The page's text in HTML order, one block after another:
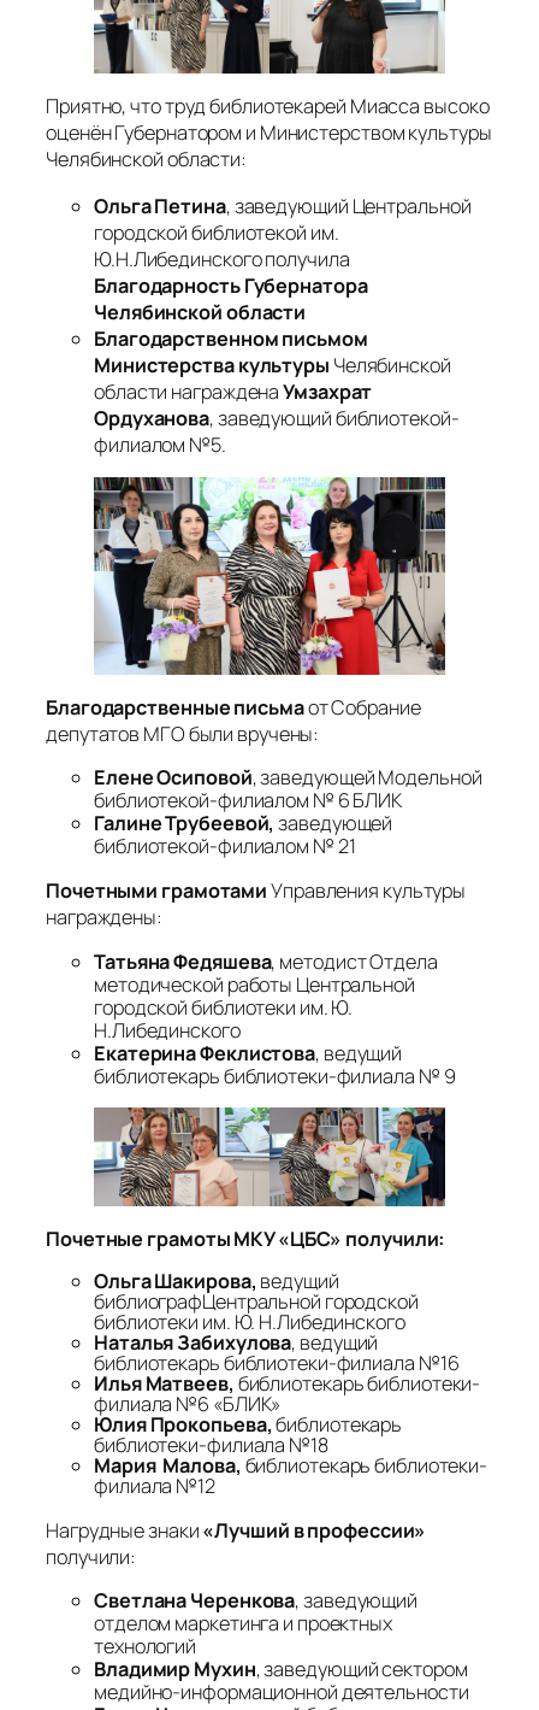
Приятно, что труд библиотекарей Миасса высоко
оценён Губернатором и Министерством культуры
Челябинской области:
Ольга Петина, заведующий Центральной
городской библиотекой им.
Ю.Н.Либединского получила
Благодарность Губернатора
Челябинской области
Благодарственном письмом
Министерства культуры Челябинской
области награжденаУмзахрат
Ордуханова, заведующий библиотекой-
филиалом №5.
Благодарственные письмаот Собрание
депутатов МГО были вручены:
Елене Осиповой, заведующей Модельной
библиотекой-филиалом № 6 БЛИК
Галине Трубеевой, заведующей
библиотекой-филиалом № 21
Почетными грамотамиУправления культуры
награждены:
Татьяна Федяшева, методист Отдела
методической работы Центральной
городской библиотеки им. Ю.
Н.Либединского
Екатерина Феклистова, ведущий
библиотекарь библиотеки-филиала № 9
Почетные грамоты МКУ «ЦБС» получили:
Ольга Шакирова, ведущий
библиографЦентральной городской
библиотеки им. Ю. Н.Либединского
Наталья Забихулова, ведущий
библиотекарь библиотеки-филиала №16
Илья Матвеев, библиотекарь библиотеки-
филиала №6 «БЛИК»
Юлия Прокопьева,библиотекарь
библиотеки-филиала №18
Мария Малова, библиотекарь библиотеки-
филиала №12
Нагрудные знаки«Лучший в профессии»
получили:
Светлана Черенкова, заведующий
отделом маркетинга и проектных
технологий
Владимир Мухин, заведующий сектором
медийно-информационной деятельности